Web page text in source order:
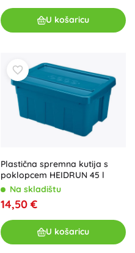
U košaricu
Plastična spremna kutija s
poklopcem HEIDRUN 45 l
Na skladištu
14,50 €
U košaricu